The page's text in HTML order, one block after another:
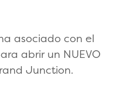
asociado con el
abrir un NUEVO
Junction.